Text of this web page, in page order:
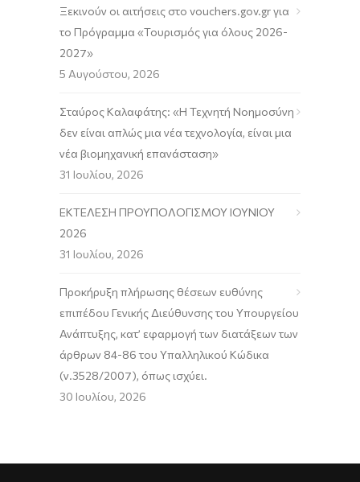
Ξεκινούν οι αιτήσεις στο vouchers.gov.gr για
το Πρόγραμμα «Τουρισμός για όλους 2026-
2027»
5 Αυγούστου, 2026
Σταύρος Καλαφάτης: «Η Τεχνητή Νοημοσύνη
δεν είναι απλώς μια νέα τεχνολογία, είναι μια
νέα βιομηχανική επανάσταση»
31 Ιουλίου, 2026
ΕΚΤΕΛΕΣΗ ΠΡΟΥΠΟΛΟΓΙΣΜΟΥ ΙΟΥΝΙΟΥ
2026
31 Ιουλίου, 2026
Προκήρυξη πλήρωσης θέσεων ευθύνης
επιπέδου Γενικής Διεύθυνσης του Υπουργείου
Ανάπτυξης, κατ’ εφαρμογή των διατάξεων των
άρθρων 84-86 του Υπαλληλικού Κώδικα
(ν.3528/2007), όπως ισχύει.
30 Ιουλίου, 2026